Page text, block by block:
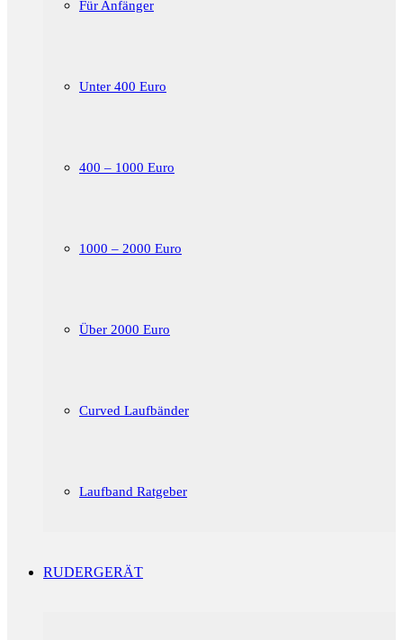
Für Anfänger
Unter 400 Euro
400 – 1000 Euro
1000 – 2000 Euro
Über 2000 Euro
Curved Laufbänder
Laufband Ratgeber
RUDERGERÄT